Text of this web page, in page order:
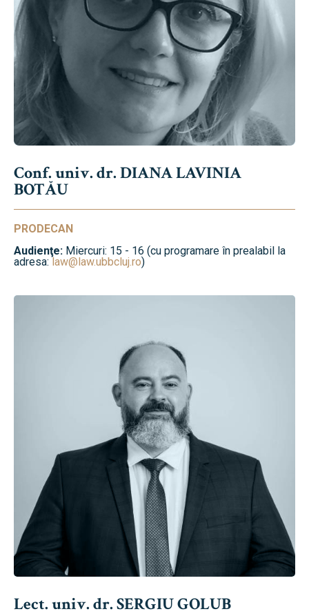
Conf. univ. dr. DIANA LAVINIA
BOTĂU
PRODECAN
Audienţe: Miercuri: 15 - 16 (cu programare în prealabil la
adresa: law@law.ubbcluj.ro)
Lect. univ. dr. SERGIU GOLUB